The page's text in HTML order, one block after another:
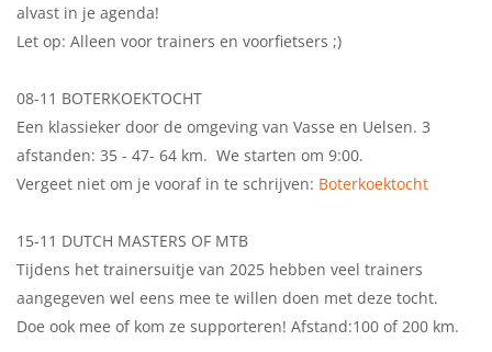
alvast in je agenda!
Let op: Alleen voor trainers en voorfietsers ;)
08-11 BOTERKOEKTOCHT
Een klassieker door de omgeving van Vasse en Uelsen. 3
afstanden: 35 - 47- 64 km. We starten om 9:00.
Vergeet niet om je vooraf in te schrijven: Boterkoektocht
15-11 DUTCH MASTERS OF MTB
Tijdens het trainersuitje van 2025 hebben veel trainers
aangegeven wel eens mee te willen doen met deze tocht.
Doe ook mee of kom ze supporteren! Afstand:100 of 200 km.